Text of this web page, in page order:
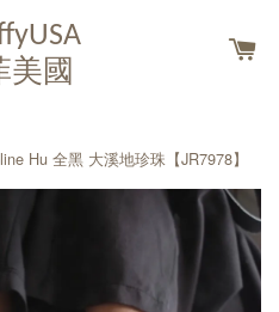
Hu 全黑 大溪地珍珠【JR7978】